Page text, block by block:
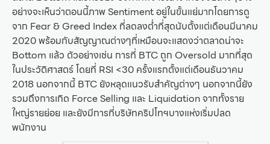
อย่างจะเห็นว่าตอนนี้ภาพ Sentiment อยู่ในขั้นแย่มากโดยการดู
จาก Fear & Greed Index ที่ลดลงต่ำที่สุดนับตั้งแต่เดือนมีนาคม
2020 พร้อมกับสัญญาณต่างๆที่เหมือนจะแสดงว่าตลาดน่าจะ
Bottom แล้ว ตัวอย่างเช่น การที่ BTC ถูก Oversold มากที่สุด
ในประวัติศาสตร์ โดยที่ RSI <30 ครั้งแรกตั้งแต่เดือนธันวาคม
2018 นอกจากนี้ BTC ยังหลุดแนวรับสำคัญต่างๆ นอกจากนี้ยัง
รวมถึงการเกิด Force Selling และ Liquidation จากทั้งราย
ใหญ่รายย่อย และยังมีการที่บริษัทคริปโทฯบางแห่งเริ่มปลด
พนักงาน